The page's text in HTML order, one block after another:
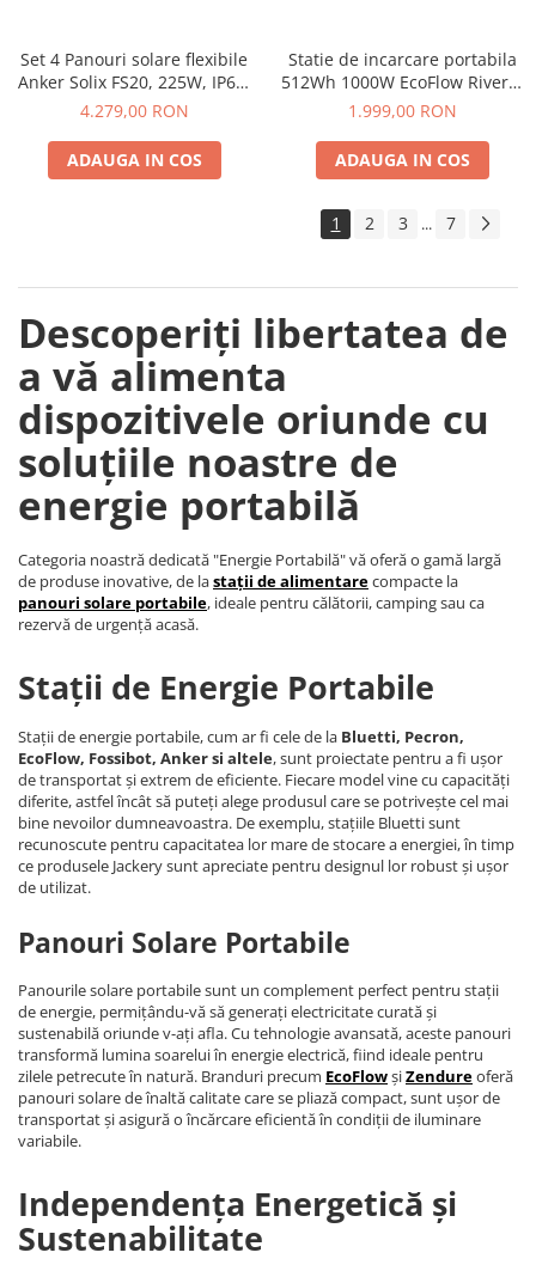
Camere Termice
Luxmetru
Osciloscoape
Lichidare stoc
Set 4 Panouri solare flexibile
Anker Solix FS20, 225W, IP67,
Tehnologie TOPCon
4.279,00 RON
ADAUGA IN COS
Statie de incarcare portabila
512Wh 1000W EcoFlow River 2
Max
1.999,00 RON
ADAUGA IN COS
1 2 3 ... 7
Descoperiți libertatea de
a vă alimenta
dispozitivele oriunde cu
soluțiile noastre de
energie portabilă
Categoria noastră dedicată "Energie Portabilă" vă oferă o gamă largă
de produse inovative, de lastații de alimentarecompacte la
panouri solare portabile, ideale pentru călătorii, camping sau ca
rezervă de urgență acasă.
Stații de Energie Portabile
Stații de energie portabile, cum ar fi cele de la Bluetti, Pecron,
EcoFlow, Fossibot, Anker si altele, sunt proiectate pentru a fi ușor
de transportat și extrem de eficiente. Fiecare model vine cu capacități
diferite, astfel încât să puteți alege produsul care se potrivește cel mai
bine nevoilor dumneavoastra. De exemplu, stațiile Bluetti sunt
recunoscute pentru capacitatea lor mare de stocare a energiei, în timp
ce produsele Jackery sunt apreciate pentru designul lor robust și ușor
de utilizat.
Panouri Solare Portabile
Panourile solare portabile sunt un complement perfect pentru stații
de energie, permițându-vă să generați electricitate curată și
sustenabilă oriunde v-ați afla. Cu tehnologie avansată, aceste panouri
transformă lumina soarelui în energie electrică, fiind ideale pentru
zilele petrecute în natură. Branduri precum EcoFlowșiZendureoferă
panouri solare de înaltă calitate care se pliază compact, sunt ușor de
transportat și asigură o încărcare eficientă în condiții de iluminare
variabile.
Independența Energetică și
Sustenabilitate